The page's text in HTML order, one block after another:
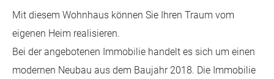
Mit diesem Wohnhaus können Sie Ihren Traum vom
eigenen Heim realisieren.
Bei der angebotenen Immobilie handelt es sich um einen
modernen Neubau aus dem Baujahr 2018. Die Immobilie